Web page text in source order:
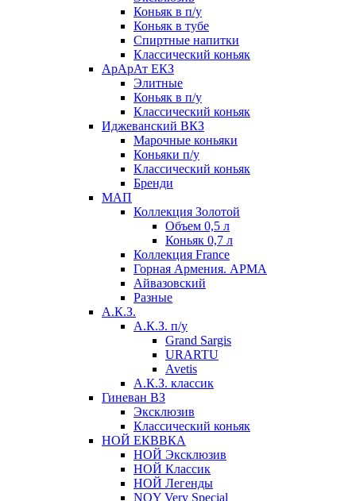
Коньяк в п/у
Коньяк в тубе
Спиртные напитки
Классический коньяк
АрАрАт ЕКЗ
Элитные
Коньяк в п/у
Классический коньяк
Иджеванский ВКЗ
Марочные коньяки
Коньяки п/у
Классический коньяк
Бренди
МАП
Коллекция Золотой
Объем 0,5 л
Коньяк 0,7 л
Коллекция France
Горная Армения. АРМА
Айвазовский
Разные
А.К.З.
А.К.З. п/у
Grand Sargis
URARTU
Avetis
А.К.З. классик
Гиневан ВЗ
Эксклюзив
Классический коньяк
НОЙ ЕКВВКА
НОЙ Эксклюзив
НОЙ Классик
НОЙ Легенды
NOY Very Speсial